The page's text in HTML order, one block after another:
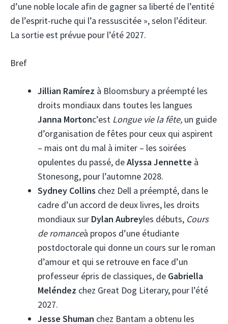
d’une noble locale afin de gagner sa liberté de l’entité
de l’esprit-ruche qui l’a ressuscitée », selon l’éditeur.
La sortie est prévue pour l’été 2027.
Bref
Jillian Ramírez à Bloomsbury a préempté les
droits mondiaux dans toutes les langues
Janna Mortonc’est Longue viela fête, un guide
d’organisation de fêtes pour ceux qui aspirent
– mais ont du mal à imiter – les soirées
opulentes du passé, deAlyssa Jennette à
Stonesong, pour l’automne 2028.
Sydney Collins chez Dell a préempté, dans le
cadre d’un accord de deux livres, les droits
mondiaux sur Dylan Aubreyles débuts, Cours
de romanceà propos d’une étudiante
postdoctorale qui donne un cours sur le roman
d’amour et qui se retrouve en face d’un
professeur épris de classiques, de Gabriella
Meléndez chez Great Dog Literary, pour l’été
2027.
Jesse Shuman chez Bantam a obtenu les